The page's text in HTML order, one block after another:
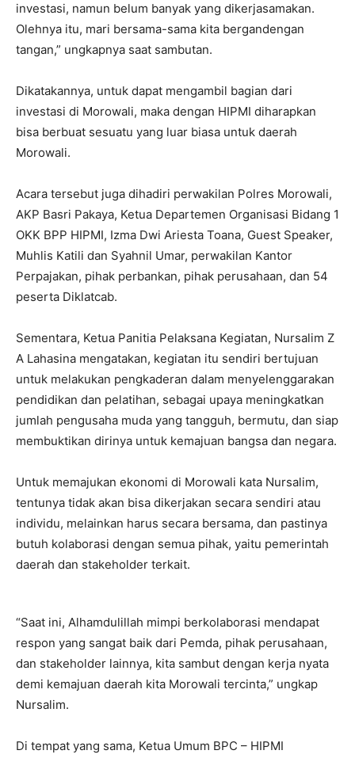
investasi, namun belum banyak yang dikerjasamakan.
Olehnya itu, mari bersama-sama kita bergandengan
tangan,” ungkapnya saat sambutan.
Dikatakannya, untuk dapat mengambil bagian dari
investasi di Morowali, maka dengan HIPMI diharapkan
bisa berbuat sesuatu yang luar biasa untuk daerah
Morowali.
Acara tersebut juga dihadiri perwakilan Polres Morowali,
AKP Basri Pakaya, Ketua Departemen Organisasi Bidang 1
OKK BPP HIPMI, Izma Dwi Ariesta Toana, Guest Speaker,
Muhlis Katili dan Syahnil Umar, perwakilan Kantor
Perpajakan, pihak perbankan, pihak perusahaan, dan 54
peserta Diklatcab.
Sementara, Ketua Panitia Pelaksana Kegiatan, Nursalim Z
A Lahasina mengatakan, kegiatan itu sendiri bertujuan
untuk melakukan pengkaderan dalam menyelenggarakan
pendidikan dan pelatihan, sebagai upaya meningkatkan
jumlah pengusaha muda yang tangguh, bermutu, dan siap
membuktikan dirinya untuk kemajuan bangsa dan negara.
Untuk memajukan ekonomi di Morowali kata Nursalim,
tentunya tidak akan bisa dikerjakan secara sendiri atau
individu, melainkan harus secara bersama, dan pastinya
butuh kolaborasi dengan semua pihak, yaitu pemerintah
daerah dan stakeholder terkait.
“Saat ini, Alhamdulillah mimpi berkolaborasi mendapat
respon yang sangat baik dari Pemda, pihak perusahaan,
dan stakeholder lainnya, kita sambut dengan kerja nyata
demi kemajuan daerah kita Morowali tercinta,” ungkap
Nursalim.
Di tempat yang sama, Ketua Umum BPC – HIPMI